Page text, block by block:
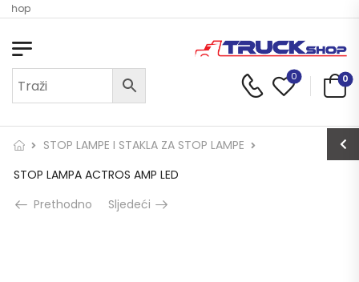
0 0
STOP LAMPE I STAKLA ZA STOP LAMPE
STOP LAMPA ACTROS AMP LED
Prethodno
Sljedeći